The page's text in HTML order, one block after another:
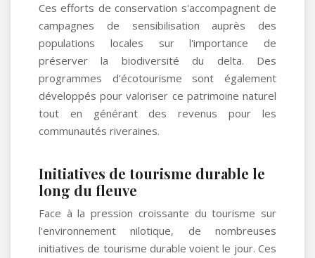
Ces efforts de conservation s'accompagnent de
campagnes de sensibilisation auprès des
populations locales sur l'importance de
préserver la biodiversité du delta. Des
programmes d'écotourisme sont également
développés pour valoriser ce patrimoine naturel
tout en générant des revenus pour les
communautés riveraines.
Initiatives de tourisme durable le
long du fleuve
Face à la pression croissante du tourisme sur
l'environnement nilotique, de nombreuses
initiatives de tourisme durable voient le jour. Ces